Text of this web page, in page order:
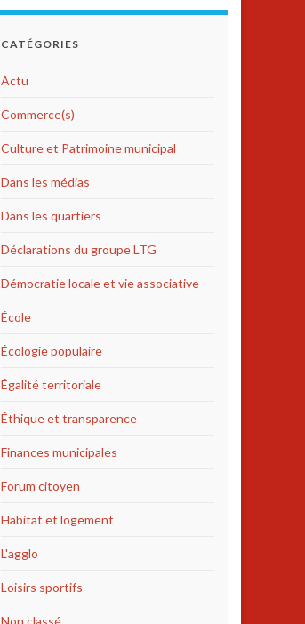
CATÉGORIES
Actu
Commerce(s)
Culture et Patrimoine municipal
Dans les médias
Dans les quartiers
Déclarations du groupe LTG
Démocratie locale et vie associative
École
Écologie populaire
Égalité territoriale
Éthique et transparence
Finances municipales
Forum citoyen
Habitat et logement
L'agglo
Loisirs sportifs
Non classé